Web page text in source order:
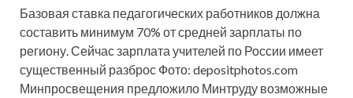
Базовая ставка педагогических работников должна
составить минимум 70% от средней зарплаты по
региону. Сейчас зарплата учителей по России имеет
существенный разброс Фото: depositphotos.com
Минпросвещения предложило Минтруду возможные